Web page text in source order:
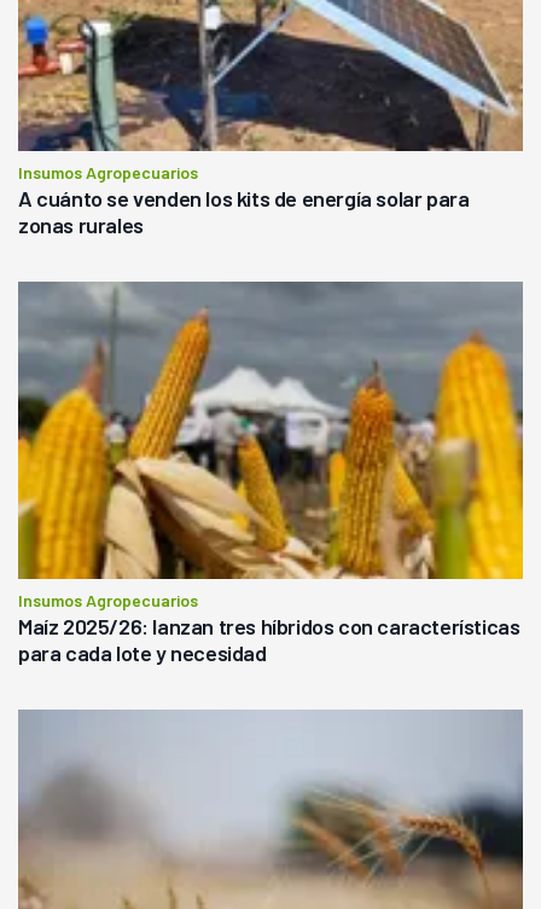
Insumos Agropecuarios
A cuánto se venden los kits de energía solar para
zonas rurales
Insumos Agropecuarios
Maíz 2025/26: lanzan tres híbridos con características
para cada lote y necesidad